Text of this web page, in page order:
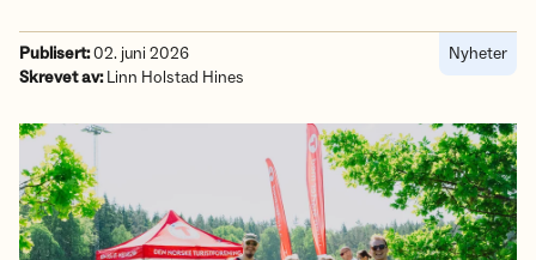
Publisert:02. juni 2026
Skrevet av:Linn Holstad Hines
Nyheter